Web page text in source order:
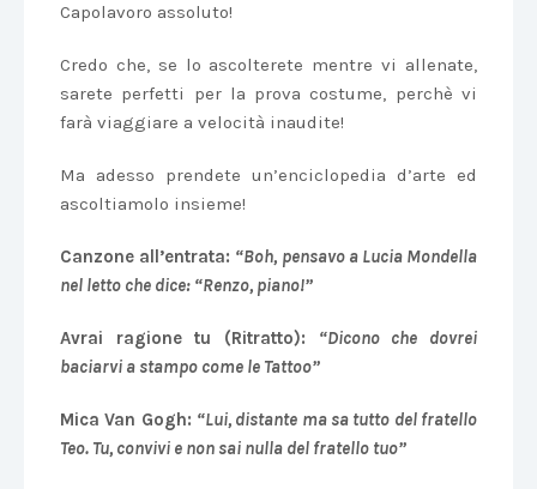
Capolavoro assoluto!
Credo che, se lo ascolterete mentre vi allenate,
sarete perfetti per la prova costume, perchè vi
farà viaggiare a velocità inaudite!
Ma adesso prendete un’enciclopedia d’arte ed
ascoltiamolo insieme!
Canzone all’entrata: “Boh, pensavo a Lucia Mondella
nel letto che dice: “Renzo, piano!”
Avrai ragione tu (Ritratto): “Dicono che dovrei
baciarvi a stampo come le Tattoo”
Mica Van Gogh: “Lui, distante ma sa tutto del fratello
Teo. Tu, convivi e non sai nulla del fratello tuo”